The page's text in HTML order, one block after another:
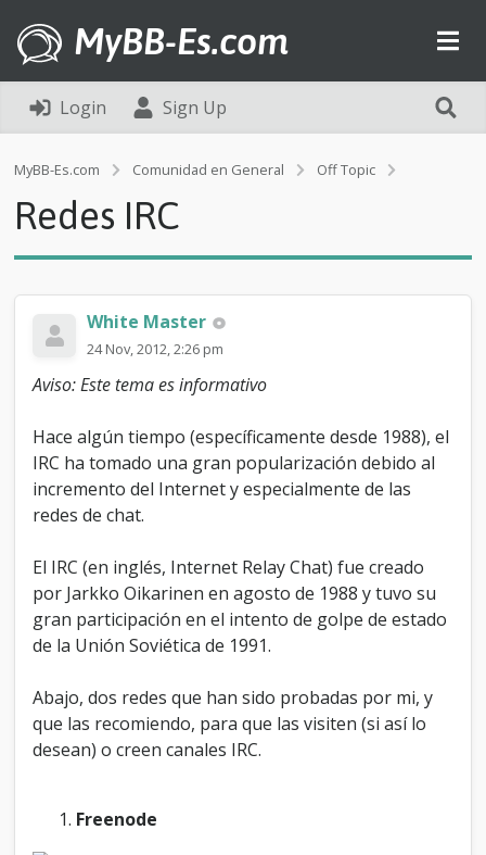
MyBB-Es.com
Login Sign Up
MyBB-Es.com Comunidad en General Off Topic
s
R
Redes IRC
White Master
24 Nov, 2012, 2:26 pm
Aviso: Este tema es informativo
Hace algún tiempo (específicamente desde 1988), el
IRC ha tomado una gran popularización debido al
incremento del Internet y especialmente de las
redes de chat.
El IRC (en inglés, Internet Relay Chat) fue creado
por Jarkko Oikarinen en agosto de 1988 y tuvo su
gran participación en el intento de golpe de estado
de la Unión Soviética de 1991.
Abajo, dos redes que han sido probadas por mi, y
que las recomiendo, para que las visiten (si así lo
desean) o creen canales IRC.
Freenode